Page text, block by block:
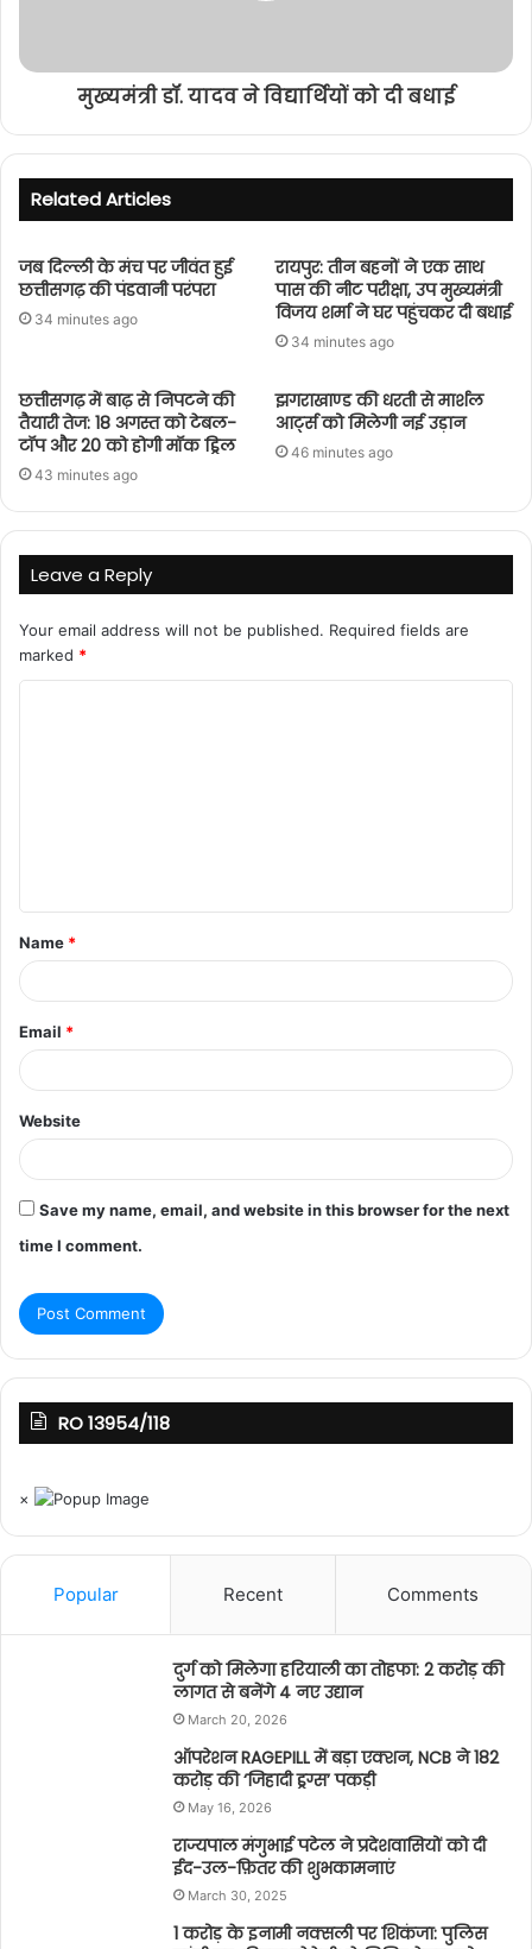
मुख्यमंत्री डॉ. यादव ने विद्यार्थियों को दी बधाई
Related Articles
जब दिल्ली के मंच पर जीवंत हुई
छत्तीसगढ़ की पंडवानी परंपरा
34 minutes ago
रायपुर: तीन बहनों ने एक साथ
पास की नीट परीक्षा, उप मुख्यमंत्री
विजय शर्मा ने घर पहुंचकर दी बधाई
34 minutes ago
छत्तीसगढ़ में बाढ़ से निपटने की
तैयारी तेज: 18 अगस्त को टेबल-
टॉप और 20 को होगी मॉक ड्रिल
43 minutes ago
झगराखाण्ड की धरती से मार्शल
आर्ट्स को मिलेगी नई उड़ान
46 minutes ago
Leave a Reply
Your email address will not be published. Required fields are
marked *
Name *
Email *
Website
Save my name, email, and website in this browser for the next
time I comment.
RO 13954/118
×
Popular Recent Comments
दुर्ग को मिलेगा हरियाली का तोहफा: 2 करोड़ की
लागत से बनेंगे 4 नए उद्यान
March 20, 2026
ऑपरेशन RAGEPILL में बड़ा एक्शन, NCB ने 182
करोड़ की ‘जिहादी ड्रग्स’ पकड़ी
May 16, 2026
राज्यपाल मंगुभाई पटेल ने प्रदेशवासियों को दी
ईद-उल-फ़ितर की शुभकामनाएं
March 30, 2025
1 करोड़ के इनामी नक्सली पर शिकंजा: पुलिस